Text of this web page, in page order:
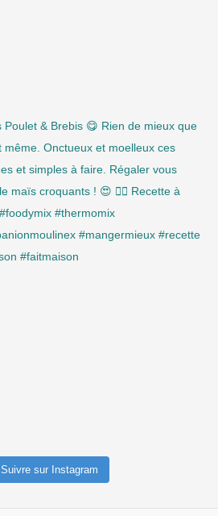
Suivre sur Instagram